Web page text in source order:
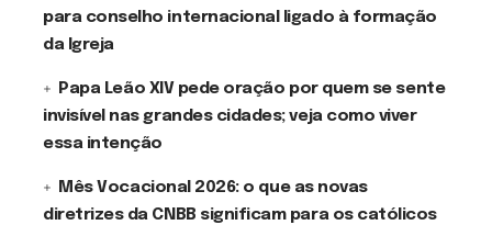
para conselho internacional ligado à formação
da Igreja
Papa Leão XIV pede oração por quem se sente
invisível nas grandes cidades; veja como viver
essa intenção
Mês Vocacional 2026: o que as novas
diretrizes da CNBB significam para os católicos